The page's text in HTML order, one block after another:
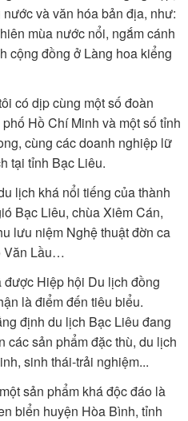
và văn hóa bản địa, như:
mùa nước nổi, ngắm cánh
cộng đồng ở Làng hoa kiểng
có dịp cùng một số đoàn
Hồ Chí Minh và một số tỉnh
cùng các doanh nghiệp lữ
tại tỉnh Bạc Liêu.
lịch khá nổi tiếng của thành
Bạc Liêu, chùa Xiêm Cán,
lưu niệm Nghệ thuật đờn ca
Văn Lầu…
Hiệp hội Du lịch đồng
là điểm đến tiêu biểu.
định du lịch Bạc Liêu đang
các sản phẩm đặc thù, du lịch
sinh thái-trải nghiệm...
sản phẩm khá độc đáo là
biển huyện Hòa Bình, tỉnh